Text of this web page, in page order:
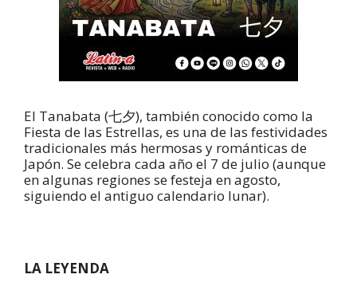
El Tanabata (七夕), también conocido como la
Fiesta de las Estrellas, es una de las festividades
tradicionales más hermosas y románticas de
Japón. Se celebra cada año el 7 de julio (aunque
en algunas regiones se festeja en agosto,
siguiendo el antiguo calendario lunar).
LA LEYENDA